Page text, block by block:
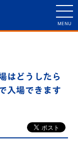
はどうしたら
入場できます